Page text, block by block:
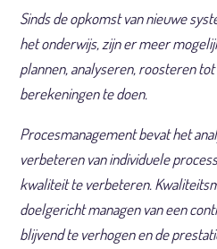
Sinds de opkomst van nieuwe
het onderwijs, zijn er meer
plannen, analyseren, roosteren
berekeningen te doen.
Procesmanagement bevat het
verbeteren van individuele
kwaliteit te verbeteren.
doelgericht managen van een
blijvend te verhogen en de